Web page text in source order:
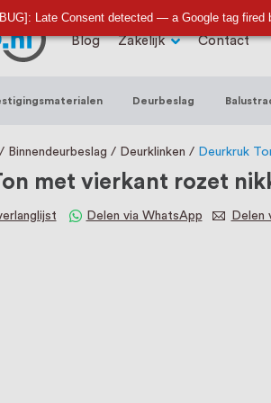
Late Consent detected — a Google tag fired
écht familiebedrijf met
deurbeslag,
waar we RVS op
service bij ons
Blog Zakelijk Contact
Deurbeslag
Binnendeurbeslag Deurklinken Deurkruk
met vierkant rozet
Delen via WhatsApp Delen